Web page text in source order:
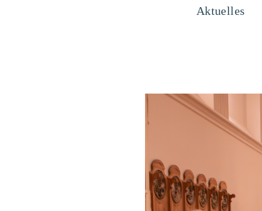
Aktuelles